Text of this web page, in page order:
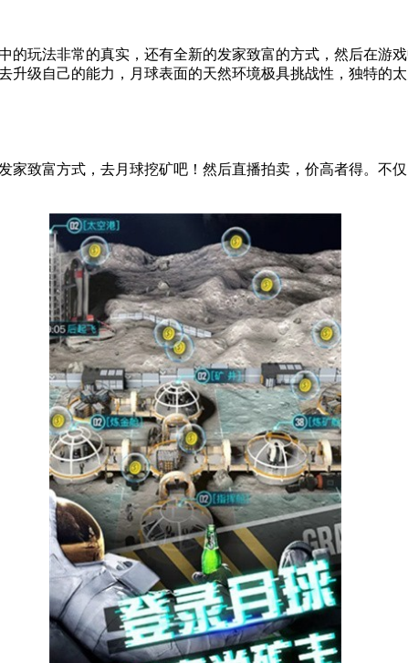
的玩法非常的真实，还有全新的发家致富的方式，然后在游
级自己的能力，月球表面的天然环境极具挑战性，独特的
家致富方式，去月球挖矿吧！然后直播拍卖，价高者得。不